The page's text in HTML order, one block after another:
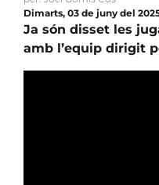
Dimarts, 03 de juny del
Ja són disset les
amb l’equip dirigit